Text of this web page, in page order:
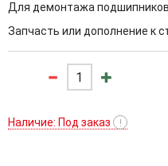
Для демонтажа
Запчасть или дополнение к
Наличие: Под заказ !